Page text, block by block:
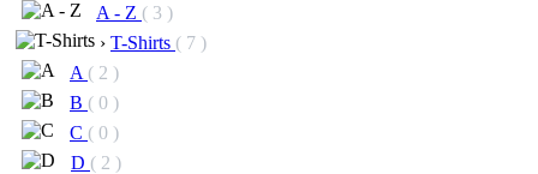
A - Z ( 3 )
› T-Shirts ( 7 )
A ( 2 )
B ( 0 )
C ( 0 )
D ( 2 )